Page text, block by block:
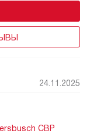
24.11.2025
CBP